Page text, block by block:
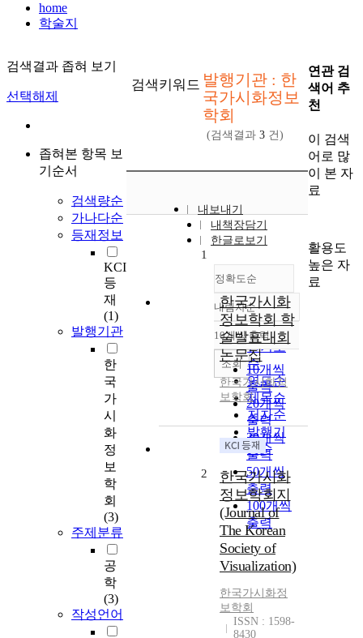
home
학술지
검색결과 좁혀 보기
선택해제
좁혀본 항목 보
기순서
검색량순
가나다순
등재정보
KCI
등
재
(1)
발행기관
한
국
가
시
화
정
보
학
회
(3)
주제분류
공
학
(3)
작성언어
검색키워드 발행기관 : 한
국가시화정보
학회
(검색결과 3 건)
내보내기
내책장담기
한글로보기
정확도순
정확도
순
인기도
순
연도순
제목순
저자순
발행기
관순
내림차순
내림차순
10개씩 출력
10개씩
출력
20개씩
출력
30개씩
출력
50개씩
출력
100개씩
출력
조회
1
한국가시화
정보학회 학
술발표대회
논문집
한국가시화정
보학회
2
한국가시화
정보학회지
(Journal of
The Korean
Society of
Visualization)
한국가시화정
보학회
ISSN : 1598-
8430
연관 검
색어 추
천
이 검색
어로 많
이 본 자
료
활용도
높은 자
료